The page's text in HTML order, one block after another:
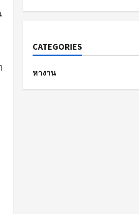
CATEGORIES
หางาน